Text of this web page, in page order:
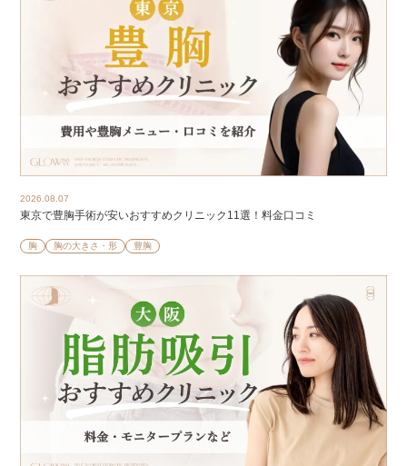
2026.08.07
東京で豊胸手術が安いおすすめクリニック11選！料金口コミ
胸 胸の大きさ・形 豊胸